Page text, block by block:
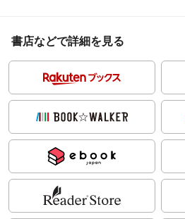
書店などで詳細を見る